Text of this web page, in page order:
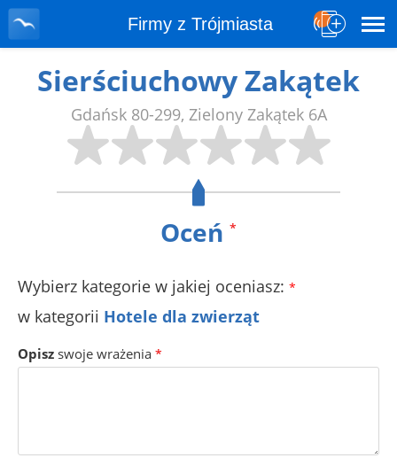
Firmy z Trójmiasta
Sierściuchowy Zakątek
Gdańsk 80-299, Zielony Zakątek 6A
Oceń *
Wybierz kategorie w jakiej oceniasz: *
w kategorii Hotele dla zwierząt
Opisz swoje wrażenia *